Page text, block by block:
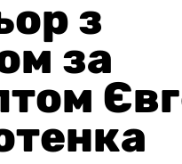
з
за